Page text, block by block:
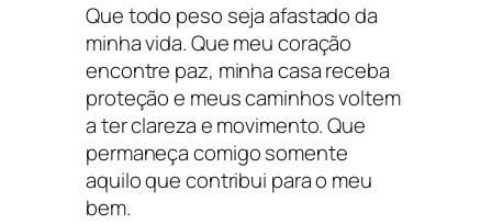
Que todo peso seja afastado da
minha vida. Que meu coração
encontre paz, minha casa receba
proteção e meus caminhos voltem
a ter clareza e movimento. Que
permaneça comigo somente
aquilo que contribui para o meu
bem.